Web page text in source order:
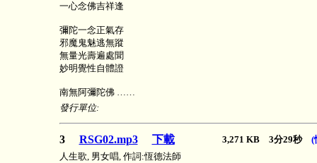
一心念佛吉祥逢
彌陀一念正氣存
邪魔鬼魅逃無蹤
無量光壽遍處聞
妙明覺性自體證
南無阿彌陀佛 ……
發行單位:
3 RSG02.mp3 下載 3,271 KB 3分29秒 (
人生歌, 男女唱, 作詞:恆德法師